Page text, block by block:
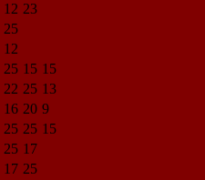
12 23
25
12
25 15 15
22 25 13
16 20 9
25 25 15
25 17
17 25